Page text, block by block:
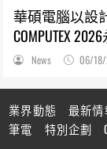
華碩電腦以設
COMPUTEX
News 06/
業界動態 最新情
筆電
特別企劃